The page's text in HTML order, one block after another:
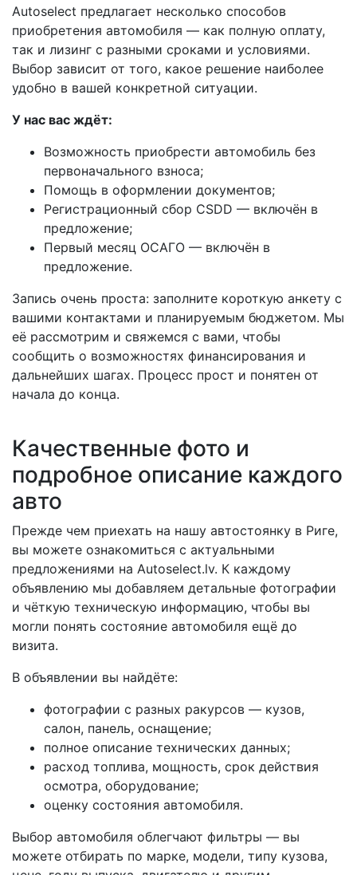
Autoselect предлагает несколько способов
приобретения автомобиля — как полную оплату,
так и лизинг с разными сроками и условиями.
Выбор зависит от того, какое решение наиболее
удобно в вашей конкретной ситуации.
У нас вас ждёт:
Возможность приобрести автомобиль без
первоначального взноса;
Помощь в оформлении документов;
Регистрационный сбор CSDD — включён в
предложение;
Первый месяц ОСАГО — включён в
предложение.
Запись очень проста: заполните короткую анкету с
вашими контактами и планируемым бюджетом. Мы
её рассмотрим и свяжемся с вами, чтобы
сообщить о возможностях финансирования и
дальнейших шагах. Процесс прост и понятен от
начала до конца.
Качественные фото и
подробное описание каждого
авто
Прежде чем приехать на нашу автостоянку в Риге,
вы можете ознакомиться с актуальными
предложениями на Autoselect.lv. К каждому
объявлению мы добавляем детальные фотографии
и чёткую техническую информацию, чтобы вы
могли понять состояние автомобиля ещё до
визита.
В объявлении вы найдёте:
фотографии с разных ракурсов — кузов,
салон, панель, оснащение;
полное описание технических данных;
расход топлива, мощность, срок действия
осмотра, оборудование;
оценку состояния автомобиля.
Выбор автомобиля облегчают фильтры — вы
можете отбирать по марке, модели, типу кузова,